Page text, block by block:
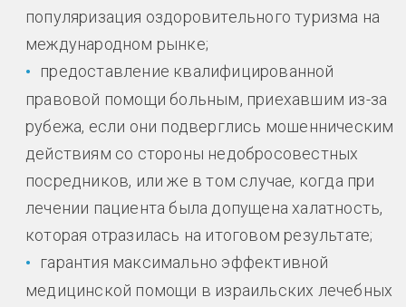
популяризация оздоровительного туризма на
международном рынке;
предоставление квалифицированной
правовой помощи больным, приехавшим из-за
рубежа, если они подверглись мошенническим
действиям со стороны недобросовестных
посредников, или же в том случае, когда при
лечении пациента была допущена халатность,
которая отразилась на итоговом результате;
гарантия максимально эффективной
медицинской помощи в израильских лечебных